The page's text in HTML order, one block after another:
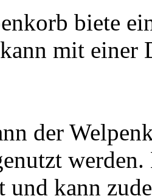
biete
mit einer
der
werden.
und kann